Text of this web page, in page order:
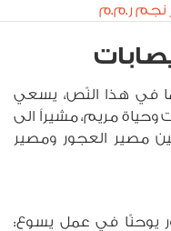
نجم ر.م.م
في هذا النّص، يسعي
وحياة مريم، مشيراً الى
بين مصير العجور ومصير
يوحنّا في عمل يسوع: